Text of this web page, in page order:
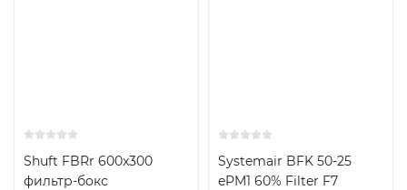
Shuft FBRr 600x300
фильтр-бокс
Systemair BFK 50-25
ePM1 60% Filter F7